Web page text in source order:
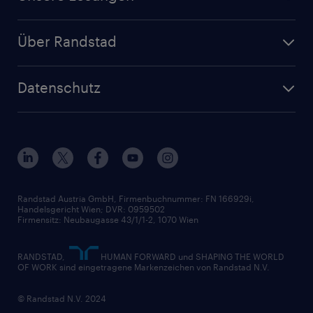
Lager & Logistik
Jetzt Personal anfragen
Randstad Operational
HR-Portal
Über Randstad
Unsere Historie
Datenschutz
Nutzungsbestimmungen
Widerrufsformular
Randstad Austria GmbH, Firmenbuchnummer: FN 166929i,
Handelsgericht Wien; DVR: 0959502
Firmensitz: Neubaugasse 43/1/1-2, 1070 Wien
RANDSTAD,
HUMAN FORWARD und SHAPING THE WORLD
OF WORK sind eingetragene Markenzeichen von Randstad N.V.
© Randstad N.V. 2024